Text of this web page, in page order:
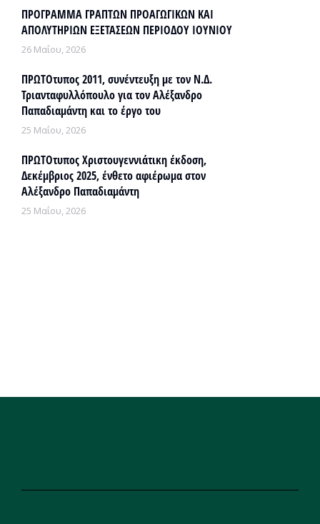
ΠΡΟΓΡΑΜΜΑ ΓΡΑΠΤΩΝ ΠΡΟΑΓΩΓΙΚΩΝ ΚΑΙ
ΑΠΟΛΥΤΗΡΙΩΝ ΕΞΕΤΑΣΕΩΝ ΠΕΡΙΟΔΟΥ ΙΟΥΝΙΟΥ
26 Μαΐου, 2026
ΠΡΩΤΟτυπος 2011, συνέντευξη με τον Ν.Δ.
Τριανταφυλλόπουλο για τον Αλέξανδρο
Παπαδιαμάντη και το έργο του
25 Μαΐου, 2026
ΠΡΩΤΟτυπος Χριστουγεννιάτικη έκδοση,
Δεκέμβριος 2025, ένθετο αφιέρωμα στον
Αλέξανδρο Παπαδιαμάντη
25 Μαΐου, 2026